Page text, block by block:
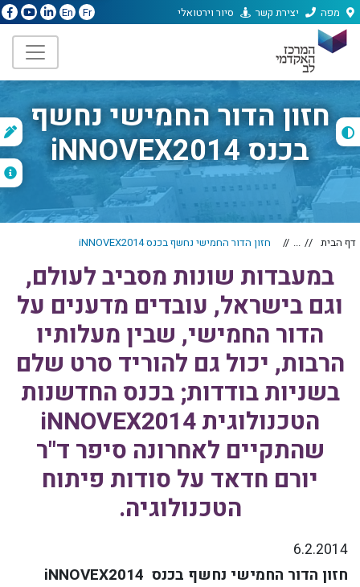
מפה יצירת קשר סיור וירטואלי Fr
En
חזון הדור החמישי נחשף
בכנס iNNOVEX2014
דף הבית ... חזון הדור החמישי נחשף בכנס iNNOVEX2014
במעבדות שונות מסביב לעולם,
וגם בישראל, עובדים מדענים על
הדור החמישי, שבין מעלותיו
הרבות, יכול גם להוריד סרט שלם
בשניות בודדות; בכנס החדשנות
הטכנולוגית iNNOVEX2014
שהתקיים לאחרונה סיפר ד"ר
יורם חדאד על סודות פיתוח
הטכנולוגיה.
6.2.2014
חזון הדור החמישי נחשף בכנס iNNOVEX2014